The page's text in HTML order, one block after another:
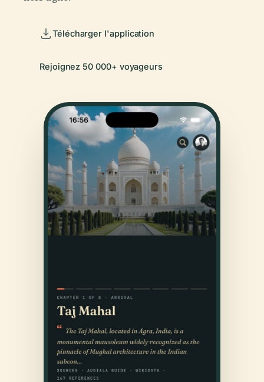
Télécharger l'application
Rejoignez 50 000+ voyageurs